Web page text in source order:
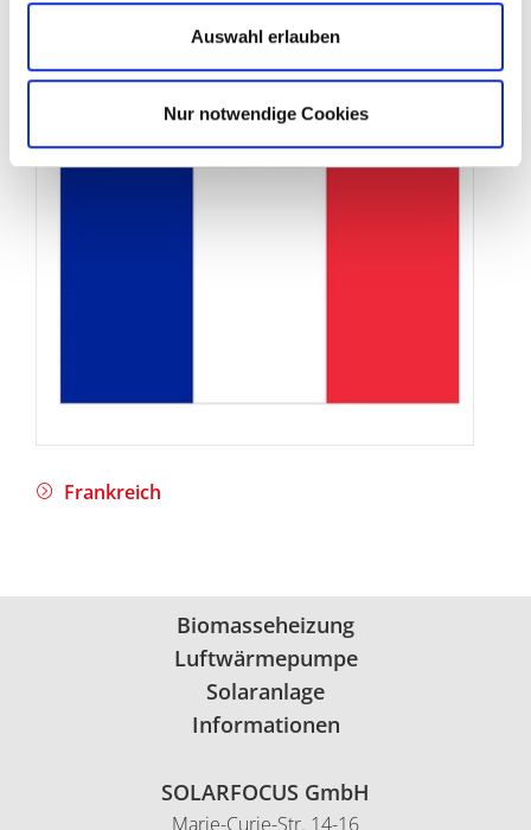
Auswahl erlauben
Nur notwendige Cookies
Schweiz
Frankreich
Biomasseheizung
Luftwärmepumpe
Solaranlage
Informationen
SOLARFOCUS GmbH
Marie-Curie-Str. 14-16